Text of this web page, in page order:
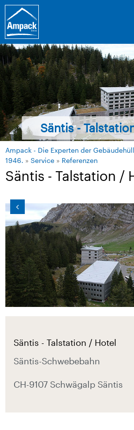
Säntis -
Ampack - Die Experten der
1946. »Service » Referenzen
Säntis - Talstation /
Säntis - Talstation / Hotel
Säntis-Schwebebahn
CH-9107 Schwägalp Säntis